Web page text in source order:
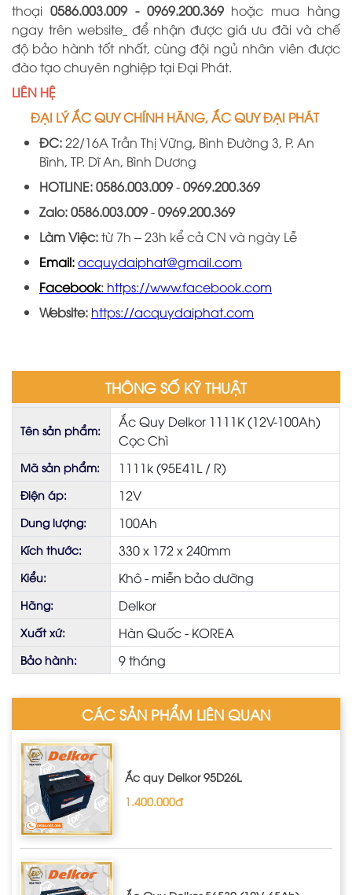
thoại 0586.003.009 - 0969.200.369 hoặc mua hàng
ngay trên website để nhận được giá ưu đãi và chế
độ bảo hành tốt nhất, cùng đội ngủ nhân viên được
đào tạo chuyên nghiệp tạiĐại Phát.
LIÊN HỆ
ĐẠI LÝ ẮC QUY CHÍNH HÃNG, ẮC QUY ĐẠI PHÁT
ĐC:22/16ATrần Thị Vững, Bình Đường 3, P. An
Bình, TP. Dĩ An, Bình Dương
HOTLINE:0586.003.009-0969.200.369
Zalo:0586.003.009-0969.200.369
Làm Việc:từ 7h – 23h kể cả CN và ngày Lễ
Email:acquydaiphat@gmail.com
Facebook: https://www.facebook.com
Website: https://acquydaiphat.com
THÔNG SỐ KỸ THUẬT
Tên sản phẩm:
Ắc Quy Delkor 1111K (12V-100Ah)
Cọc Chì
Mã sản phẩm: 1111k (95E41L / R)
Điện áp: 12V
Dung lượng: 100Ah
Kích thước: 330 x 172 x 240mm
Kiểu: Khô - miễn bảo dưỡng
Hãng: Delkor
Xuất xứ: Hàn Quốc - KOREA
Bảo hành: 9 tháng
CÁC SẢN PHẨM LIÊN QUAN
Ắc quy Delkor 95D26L
1.400.000đ